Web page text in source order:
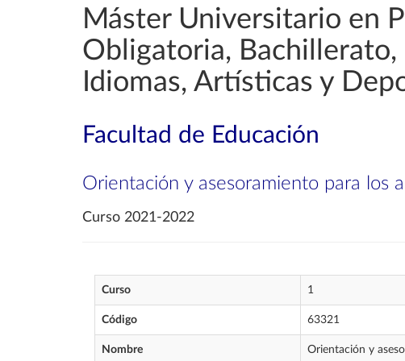
Máster Universitario en
Obligatoria, Bachillerato,
Idiomas, Artísticas y
Facultad de Educación
Orientación y asesoramiento para los
Curso 2021-2022
Curso 1
Código 63321
Nombre Orientación y